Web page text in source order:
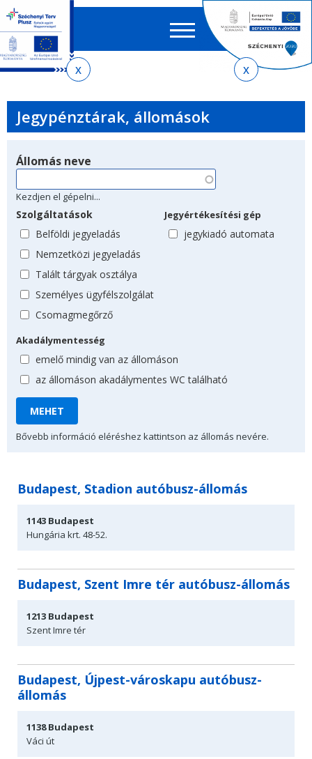
menetrendkeresőhöz
almenühöz
tartalomra
oldaltérképre
EN HU
űrlap
Jegypénztárak, állomások
Állomás neve
Kezdjen el gépelni...
Szolgáltatások
Belföldi jegyeladás
Nemzetközi jegyeladás
Talált tárgyak osztálya
Személyes ügyfélszolgálat
Csomagmegőrző
Jegyértékesítési gép
jegykiadó automata
Akadálymentesség
emelő mindig van az állomáson
az állomáson akadálymentes WC található
Bővebb információ eléréshez kattintson az állomás nevére.
Budapest, Stadion autóbusz-állomás
1143 Budapest
Hungária krt. 48-52.
Budapest, Szent Imre tér autóbusz-állomás
1213 Budapest
Szent Imre tér
Budapest, Újpest-városkapu autóbusz-
állomás
1138Budapest
Váci út